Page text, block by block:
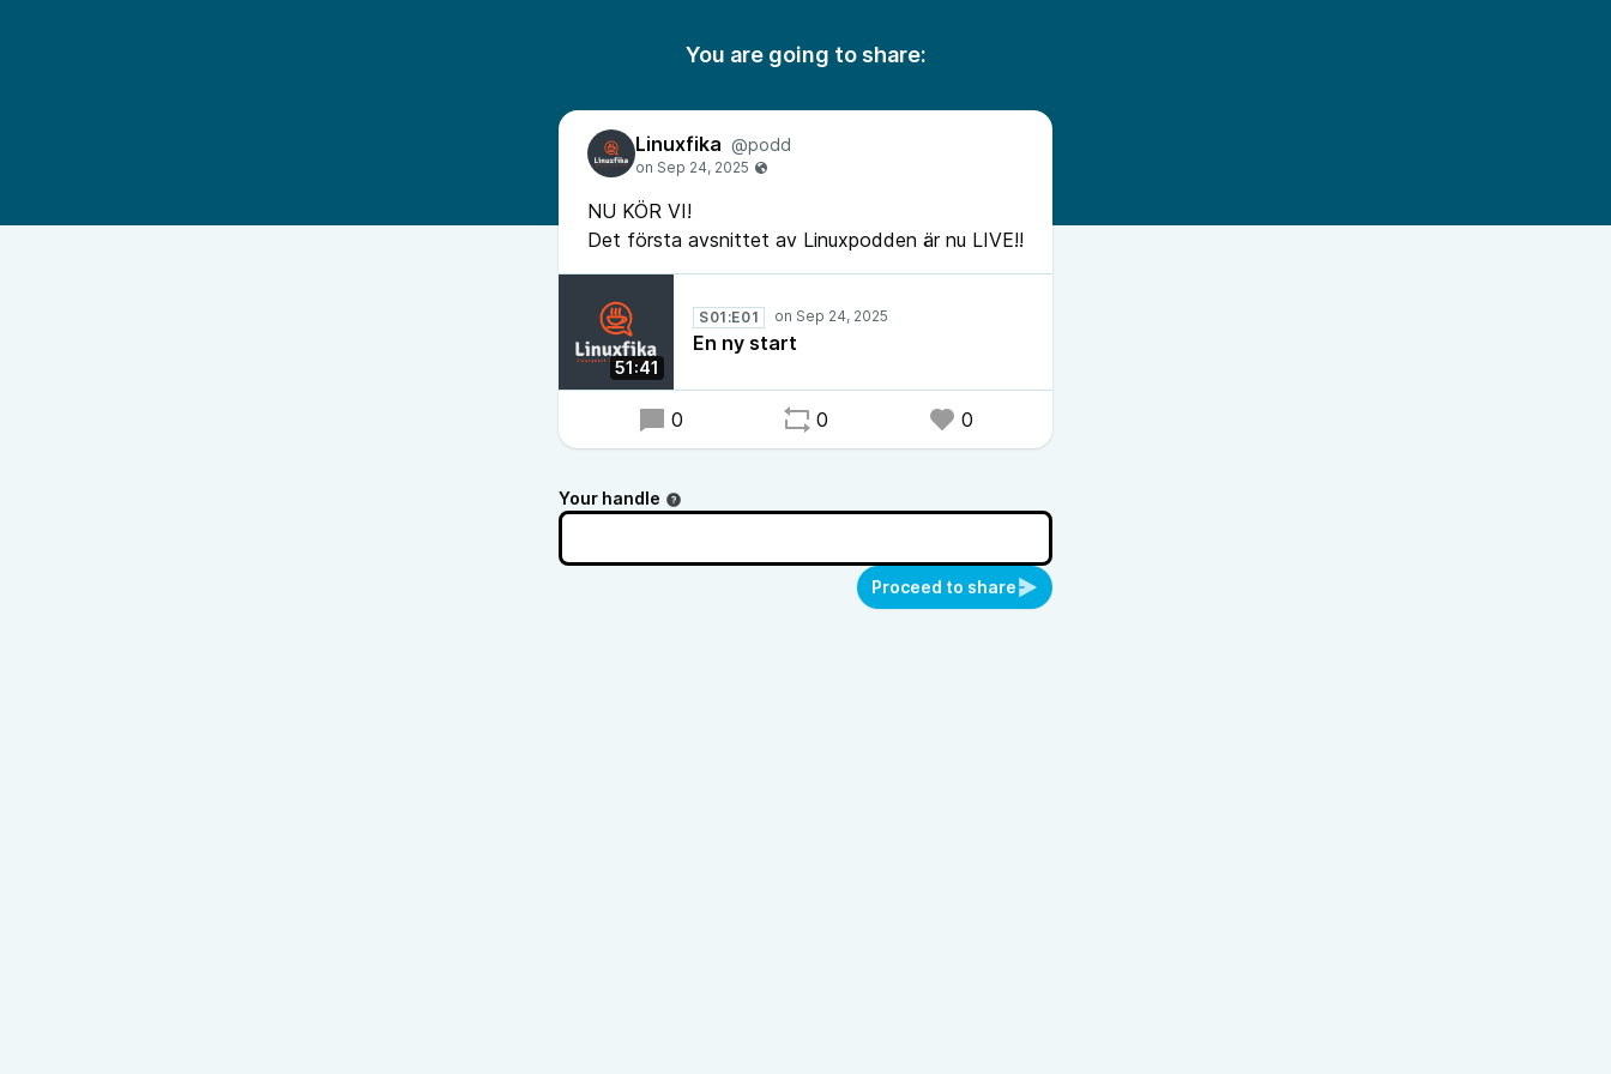
You are going to share:
Linuxfika @podd
NU KÖR VI!
Det första avsnittet av Linuxpodden är nu LIVE!!
51:41
S01:E01
En ny start
0 0 0
Your handle
Proceed to share